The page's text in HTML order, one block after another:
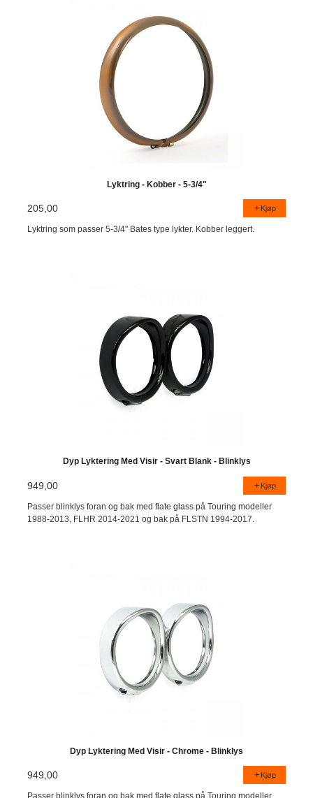
Lyktring - Kobber - 5-3/4"
205,00 Kjøp
Lyktring som passer 5-3/4" Bates type lykter. Kobber leggert.
Dyp Lyktering Med Visir - Svart Blank - Blinklys
949,00 Kjøp
Passer blinklys foran og bak med flate glass på Touring modeller
1988-2013, FLHR 2014-2021 og bak på FLSTN 1994-2017.
Dyp Lyktering Med Visir - Chrome - Blinklys
949,00 Kjøp
Passer blinklys foran og bak med flate glass på Touring modeller